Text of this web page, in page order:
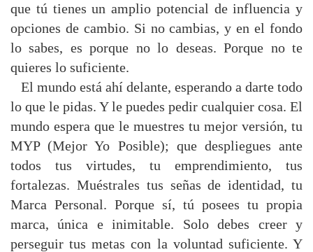
que tú tienes un amplio potencial de influencia y
opciones de cambio. Si no cambias, y en el fondo
lo sabes, es porque no lo deseas. Porque no te
quieres lo suficiente.
El mundo está ahí delante, esperando a darte todo
lo que le pidas. Y le puedes pedir cualquier cosa. El
mundo espera que le muestres tu mejor versión, tu
MYP (Mejor Yo Posible); que despliegues ante
todos tus virtudes, tu emprendimiento, tus
fortalezas. Muéstrales tus señas de identidad, tu
Marca Personal. Porque sí, tú posees tu propia
marca, única e inimitable. Solo debes creer y
perseguir tus metas con la voluntad suficiente. Y